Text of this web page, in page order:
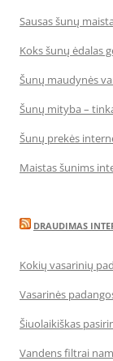
Sausas šunų
Koks šunų ėdalas
Šunų maudynės
Šunų mityba –
Šunų prekės
Maistas šunims
DRAUDIMAS
Kokių vasarinių
Vasarinės
Šiuolaikiškas
Vandens filtrai